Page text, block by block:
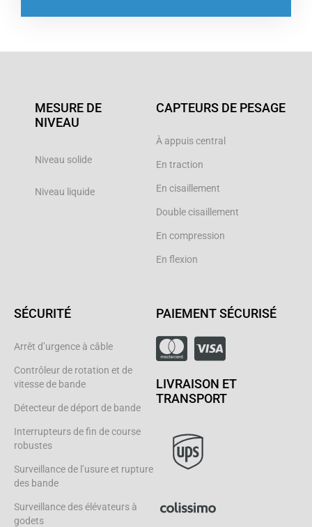
MESURE DE
NIVEAU
Niveau solide
Niveau liquide
CAPTEURS DE PESAGE
À appuis central
En traction
En cisaillement
Double cisaillement
En compression
En flexion
SÉCURITÉ
Arrêt d’urgence à câble
Contrôleur de rotation et de
vitesse de bande
Détecteur de déport de bande
Interrupteurs de fin de course
robustes
Surveillance de l’usure et rupture
des bande
Surveillance des élévateurs à
godets
PAIEMENT SÉCURISÉ
LIVRAISON ET
TRANSPORT